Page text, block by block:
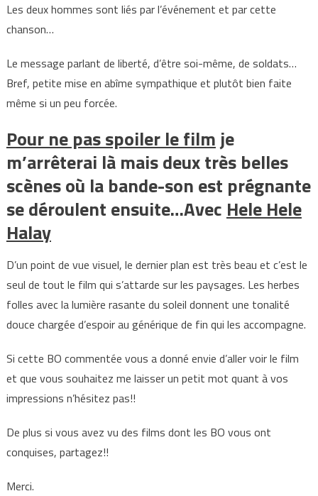
Les deux hommes sont liés par l’événement et par cette
chanson…
Le message parlant de liberté, d’être soi-même, de soldats…
Bref, petite mise en abîme sympathique et plutôt bien faite
même si un peu forcée.
Pour ne pas spoiler le film je
m’arrêterai là mais deux très belles
scènes où la bande-son est prégnante
se déroulent ensuite…Avec Hele Hele
Halay
D’un point de vue visuel, le dernier plan est très beau et c’est le
seul de tout le film qui s’attarde sur les paysages. Les herbes
folles avec la lumière rasante du soleil donnent une tonalité
douce chargée d’espoir au générique de fin qui les accompagne.
Si cette BO commentée vous a donné envie d’aller voir le film
et que vous souhaitez me laisser un petit mot quant à vos
impressions n’hésitez pas!!
De plus si vous avez vu des films dont les BO vous ont
conquises, partagez!!
Merci.